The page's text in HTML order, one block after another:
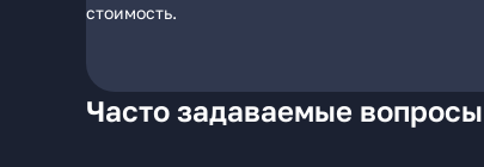
стоимость.
Часто задаваемые вопросы